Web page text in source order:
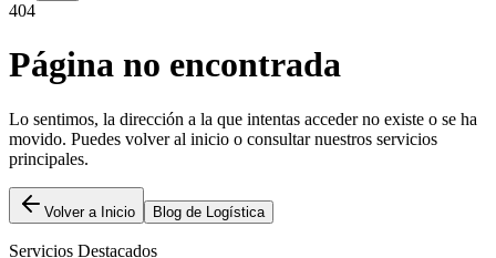
404
Página no encontrada
Lo sentimos, la dirección a la que intentas acceder no existe o se ha
movido. Puedes volver al inicio o consultar nuestros servicios
principales.
Volver a Inicio Blog de Logística
Servicios Destacados